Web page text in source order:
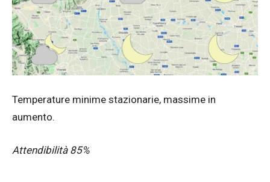
Temperature minime stazionarie, massime in
aumento.
Attendibilità 85%